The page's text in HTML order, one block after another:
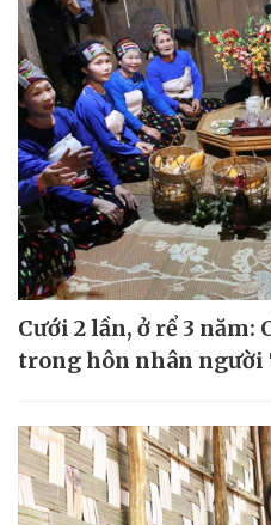
Cưới 2 lần, ở rể 3 năm:
trong hôn nhân người